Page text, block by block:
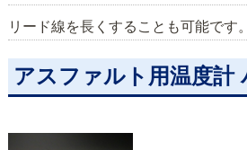
リード線を長くすることも可能です。
アスファルト用温度計